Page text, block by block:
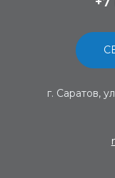
г. Саратов,